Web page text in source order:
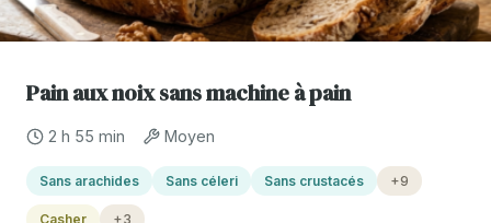
Pain aux noix sans machine à pain
2 h 55 min Moyen
Sans arachides Sans céleri Sans crustacés +9
Casher +3